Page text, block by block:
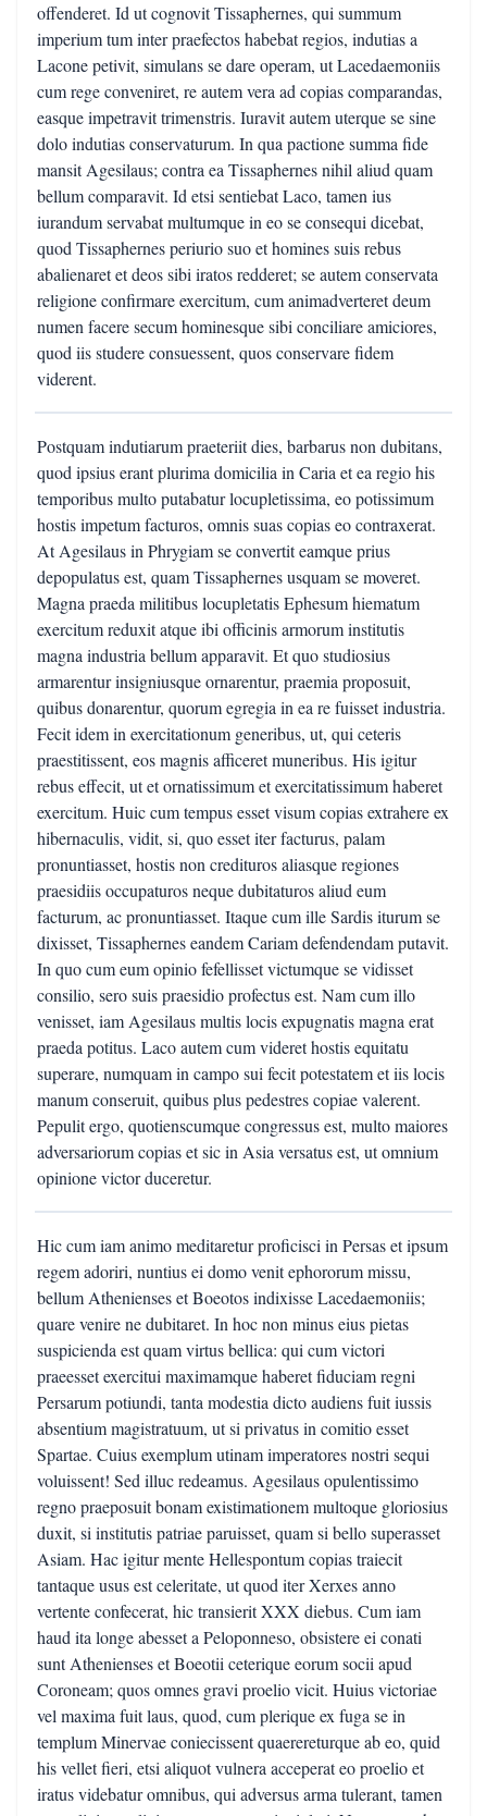
offenderet. Id ut cognovit Tissaphernes, qui summum
imperium tum inter praefectos habebat regios, indutias a
Lacone petivit, simulans se dare operam, ut Lacedaemoniis
cum rege conveniret, re autem vera ad copias comparandas,
easque impetravit trimenstris. Iuravit autem uterque se sine
dolo indutias conservaturum. In qua pactione summa fide
mansit Agesilaus; contra ea Tissaphernes nihil aliud quam
bellum comparavit. Id etsi sentiebat Laco, tamen ius
iurandum servabat multumque in eo se consequi dicebat,
quod Tissaphernes periurio suo et homines suis rebus
abalienaret et deos sibi iratos redderet; se autem conservata
religione confirmare exercitum, cum animadverteret deum
numen facere secum hominesque sibi conciliare amiciores,
quod iis studere consuessent, quos conservare fidem
viderent.
Postquam indutiarum praeteriit dies, barbarus non dubitans,
quod ipsius erant plurima domicilia in Caria et ea regio his
temporibus multo putabatur locupletissima, eo potissimum
hostis impetum facturos, omnis suas copias eo contraxerat.
At Agesilaus in Phrygiam se convertit eamque prius
depopulatus est, quam Tissaphernes usquam se moveret.
Magna praeda militibus locupletatis Ephesum hiematum
exercitum reduxit atque ibi officinis armorum institutis
magna industria bellum apparavit. Et quo studiosius
armarentur insigniusque ornarentur, praemia proposuit,
quibus donarentur, quorum egregia in ea re fuisset industria.
Fecit idem in exercitationum generibus, ut, qui ceteris
praestitissent, eos magnis afficeret muneribus. His igitur
rebus effecit, ut et ornatissimum et exercitatissimum haberet
exercitum. Huic cum tempus esset visum copias extrahere ex
hibernaculis, vidit, si, quo esset iter facturus, palam
pronuntiasset, hostis non credituros aliasque regiones
praesidiis occupaturos neque dubitaturos aliud eum
facturum, ac pronuntiasset. Itaque cum ille Sardis iturum se
dixisset, Tissaphernes eandem Cariam defendendam putavit.
In quo cum eum opinio fefellisset victumque se vidisset
consilio, sero suis praesidio profectus est. Nam cum illo
venisset, iam Agesilaus multis locis expugnatis magna erat
praeda potitus. Laco autem cum videret hostis equitatu
superare, numquam in campo sui fecit potestatem et iis locis
manum conseruit, quibus plus pedestres copiae valerent.
Pepulit ergo, quotienscumque congressus est, multo maiores
adversariorum copias et sic in Asia versatus est, ut omnium
opinione victor duceretur.
Hic cum iam animo meditaretur proficisci in Persas et ipsum
regem adoriri, nuntius ei domo venit ephororum missu,
bellum Athenienses et Boeotos indixisse Lacedaemoniis;
quare venire ne dubitaret. In hoc non minus eius pietas
suspicienda est quam virtus bellica: qui cum victori
praeesset exercitui maximamque haberet fiduciam regni
Persarum potiundi, tanta modestia dicto audiens fuit iussis
absentium magistratuum, ut si privatus in comitio esset
Spartae. Cuius exemplum utinam imperatores nostri sequi
voluissent! Sed illuc redeamus. Agesilaus opulentissimo
regno praeposuit bonam existimationem multoque gloriosius
duxit, si institutis patriae paruisset, quam si bello superasset
Asiam. Hac igitur mente Hellespontum copias traiecit
tantaque usus est celeritate, ut quod iter Xerxes anno
vertente confecerat, hic transierit XXX diebus. Cum iam
haud ita longe abesset a Peloponneso, obsistere ei conati
sunt Athenienses et Boeotii ceterique eorum socii apud
Coroneam; quos omnes gravi proelio vicit. Huius victoriae
vel maxima fuit laus, quod, cum plerique ex fuga se in
templum Minervae coniecissent quaerereturque ab eo, quid
his vellet fieri, etsi aliquot vulnera acceperat eo proelio et
iratus videbatur omnibus, qui adversus arma tulerant, tamen